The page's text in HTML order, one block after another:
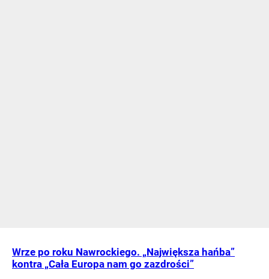
Wrze po roku Nawrockiego. „Największa hańba”
kontra „Cała Europa nam go zazdrości”